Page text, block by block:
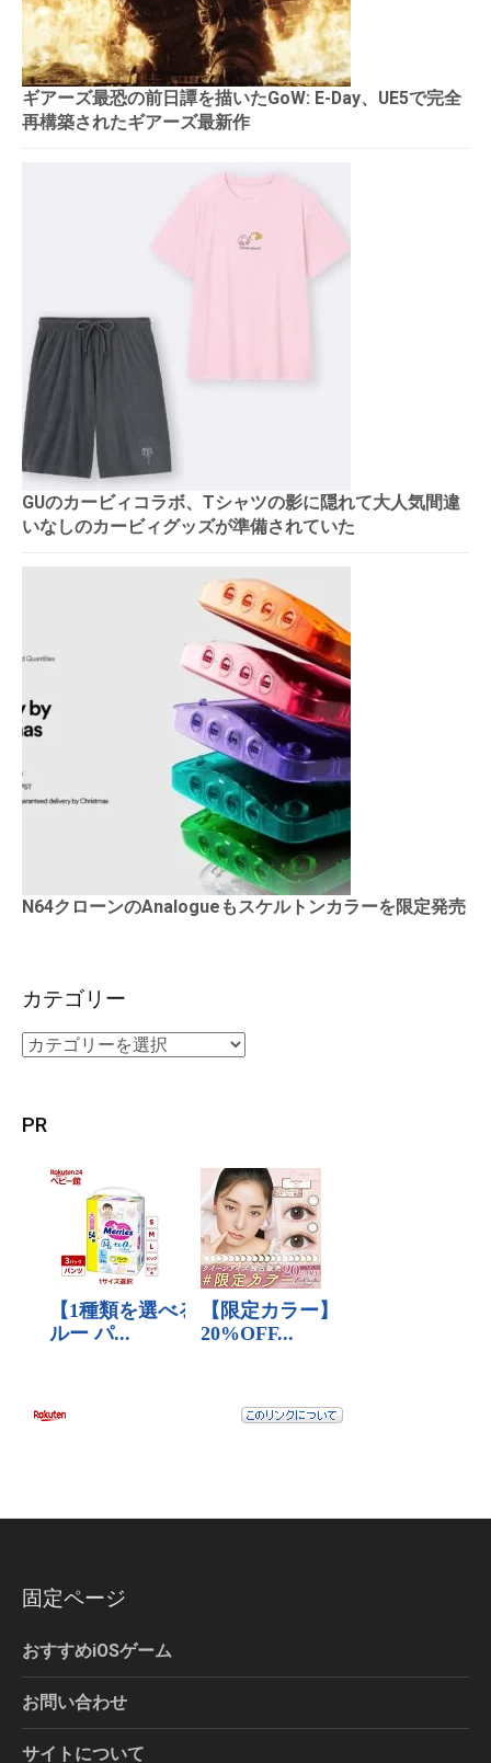
ギアーズ最恐の前日譚を描いたGoW: E-Day、UE5で完全
再構築されたギアーズ最新作
GUのカービィコラボ、Tシャツの影に隠れて大人気間違
いなしのカービィグッズが準備されていた
N64クローンのAnalogueもスケルトンカラーを限定発売
カテゴリー
PR
固定ページ
おすすめiOSゲーム
お問い合わせ
サイトについて